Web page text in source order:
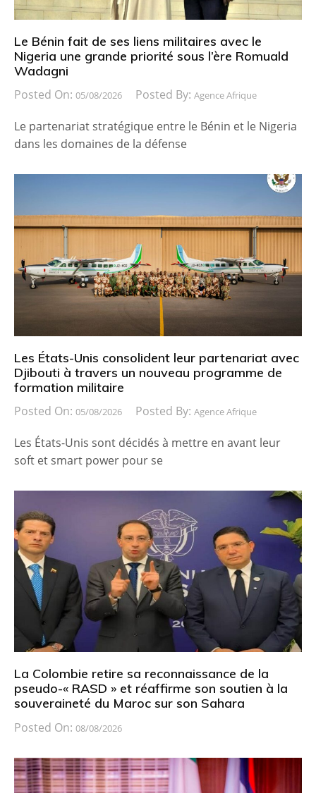
Le Bénin fait de ses liens militaires avec le
Nigeria une grande priorité sous l’ère Romuald
Wadagni
Posted On: 05/08/2026 Posted By: Agence Afrique
Le partenariat stratégique entre le Bénin et le Nigeria
dans les domaines de la défense
Les États-Unis consolident leur partenariat avec
Djibouti à travers un nouveau programme de
formation militaire
Posted On: 05/08/2026 Posted By: Agence Afrique
Les États-Unis sont décidés à mettre en avant leur
soft et smart power pour se
La Colombie retire sa reconnaissance de la
pseudo-« RASD » et réaffirme son soutien à la
souveraineté du Maroc sur son Sahara
Posted On: 08/08/2026